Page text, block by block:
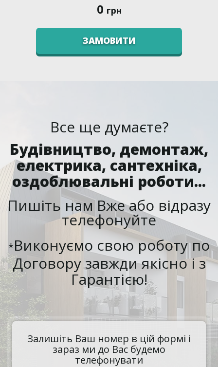
0 грн
ЗАМОВИТИ
Все ще думаєте?
Будівництво, демонтаж,
електрика, сантехніка,
оздоблювальні роботи...
Пишіть нам Вже або відразу
телефонуйте
*Виконуємо свою роботу по
Договору завжди якісно і з
Гарантією!
Залишіть Ваш номер в цій формі і
зараз ми до Вас будемо
телефонувати